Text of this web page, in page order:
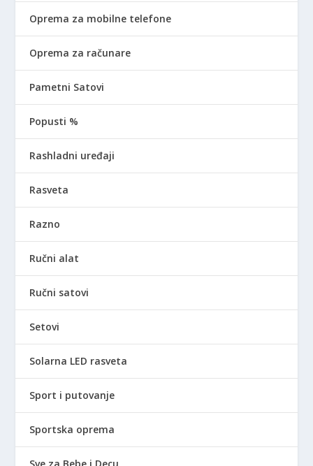
Oprema za mobilne telefone
Oprema za računare
Pametni Satovi
Popusti %
Rashladni uređaji
Rasveta
Razno
Ručni alat
Ručni satovi
Setovi
Solarna LED rasveta
Sport i putovanje
Sportska oprema